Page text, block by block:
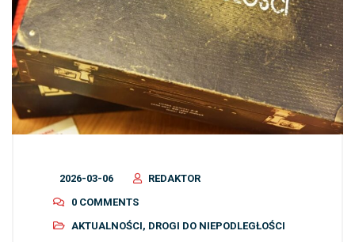
2026-03-06
REDAKTOR
0 COMMENTS
AKTUALNOŚCI, DROGI DO NIEPODLEGŁOŚCI